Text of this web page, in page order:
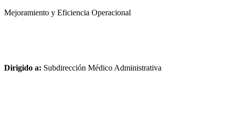
Mejoramiento y Eficiencia Operacional
Dirigido a: Subdirección Médico Administrativa